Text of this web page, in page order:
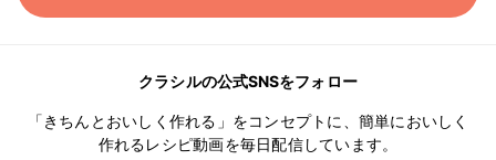
クラシルの公式SNSをフォロー
「きちんとおいしく作れる」をコンセプトに、簡単においしく
作れるレシピ動画を毎日配信しています。